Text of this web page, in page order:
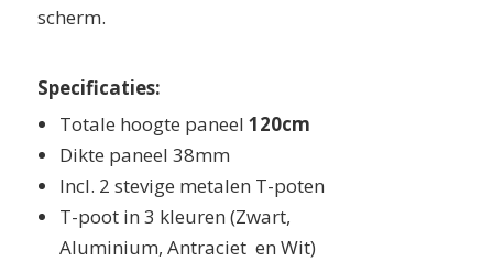
scherm.
Specificaties:
Totale hoogte paneel 120cm
Dikte paneel 38mm
Incl. 2 stevige metalen T-poten
T-poot in 3 kleuren (Zwart,
Aluminium, Antraciet en Wit)